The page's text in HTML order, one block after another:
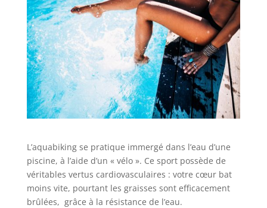
L’aquabiking se pratique immergé dans l’eau d’une
piscine, à l’aide d’un « vélo ». Ce sport possède de
véritables vertus cardiovasculaires : votre cœur bat
moins vite, pourtant les graisses sont efficacement
brûlées, grâce à la résistance de l’eau.